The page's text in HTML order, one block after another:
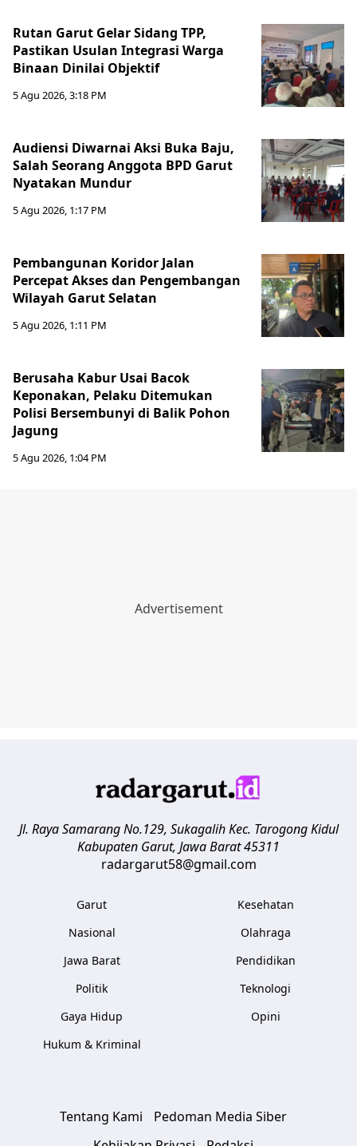
Rutan Garut Gelar Sidang TPP,
Pastikan Usulan Integrasi Warga
Binaan Dinilai Objektif
5 Agu 2026, 3:18 PM
Audiensi Diwarnai Aksi Buka Baju,
Salah Seorang Anggota BPD Garut
Nyatakan Mundur
5 Agu 2026, 1:17 PM
Pembangunan Koridor Jalan
Percepat Akses dan Pengembangan
Wilayah Garut Selatan
5 Agu 2026, 1:11 PM
Berusaha Kabur Usai Bacok
Keponakan, Pelaku Ditemukan
Polisi Bersembunyi di Balik Pohon
Jagung
5 Agu 2026, 1:04 PM
Jl. Raya Samarang No.129, Sukagalih Kec. Tarogong Kidul
Kabupaten Garut, Jawa Barat45311
radargarut58@gmail.com
Garut
Nasional
Jawa Barat
Politik
Gaya Hidup
Hukum & Kriminal
Kesehatan
Olahraga
Pendidikan
Teknologi
Opini
Tentang Kami
Pedoman Media Siber